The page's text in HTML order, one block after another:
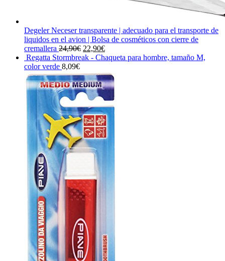
Degeler Neceser transparente | adecuado para el transporte de
liquidos en el avion | Bolsa de cosméticos con cierre de
cremallera 24,90€ El
precio
era:
24,90€.
22,90€El
precio
es:
22,90€.
Regatta Stormbreak - Chaqueta para hombre, tamaño M,
color verde 8,09€